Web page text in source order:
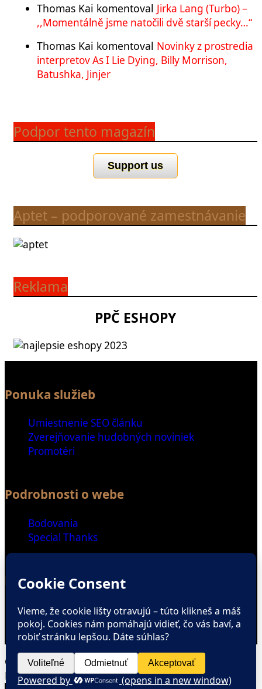
Thomas Kai komentoval Jirka Lang (Turbo) –
,,Momentálně jsme natočili dvě starší pecky…“
Thomas Kai komentoval Novinky z prostredia
interpretov As I Lie Dying, Billy Morrison,
Batushka, Jinjer
Podpor tento magazín
Support us
Aptet – podporované zamestnávanie
Reklama
PPČ ESHOPY
Ponuka služieb
Umiestnenie SEO článku
Zverejňovanie hudobných noviniek
Promotéri
Podrobnosti o webe
Bodovania
Special Thanks
Ďalšie odkazy
Spriatelené weby
Zaujímavé čítanie
ENGLISH SECTION
Copyright © All rights reserved.
Magazine Plus byWEN Themes